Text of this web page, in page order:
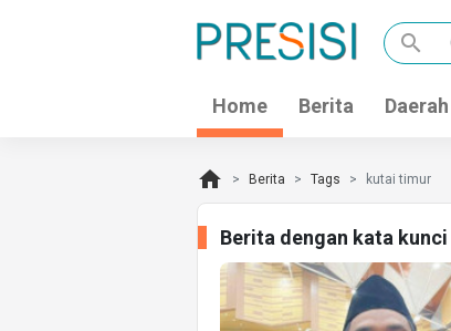
search
Home Berita Daerah
home Berita Tags kutai timur
Berita dengan kata